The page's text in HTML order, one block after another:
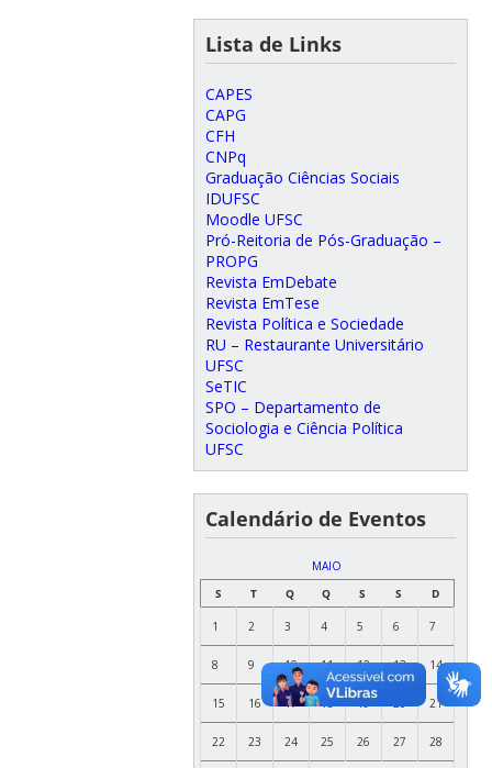
Lista de Links
CAPES
CAPG
CFH
CNPq
Graduação Ciências Sociais
IDUFSC
Moodle UFSC
Pró-Reitoria de Pós-Graduação –
PROPG
Revista EmDebate
Revista EmTese
Revista Política e Sociedade
RU – Restaurante Universitário
UFSC
SeTIC
SPO – Departamento de
Sociologia e Ciência Política
UFSC
Calendário de Eventos
MAIO
S
T Q Q S S D
1 2 3 4 5 6 7
8 9 10 11 12 13 14
15 16 17 18 19 21
22 23 24 25 26 27 28